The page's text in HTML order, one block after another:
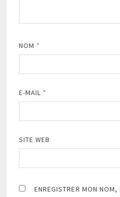
NOM *
E-MAIL *
SITE WEB
ENREGISTRER MON